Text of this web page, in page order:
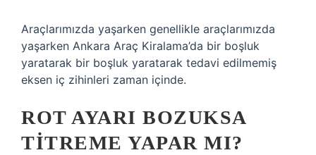
Araçlarımızda yaşarken genellikle araçlarımızda
yaşarken Ankara Araç Kiralama’da bir boşluk
yaratarak bir boşluk yaratarak tedavi edilmemiş
eksen iç zihinleri zaman içinde.
ROT AYARI BOZUKSA
TITREME YAPAR MI?